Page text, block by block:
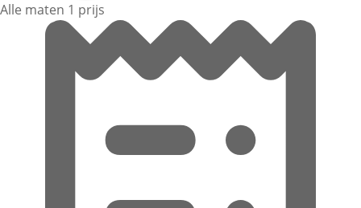
Alle maten 1 prijs